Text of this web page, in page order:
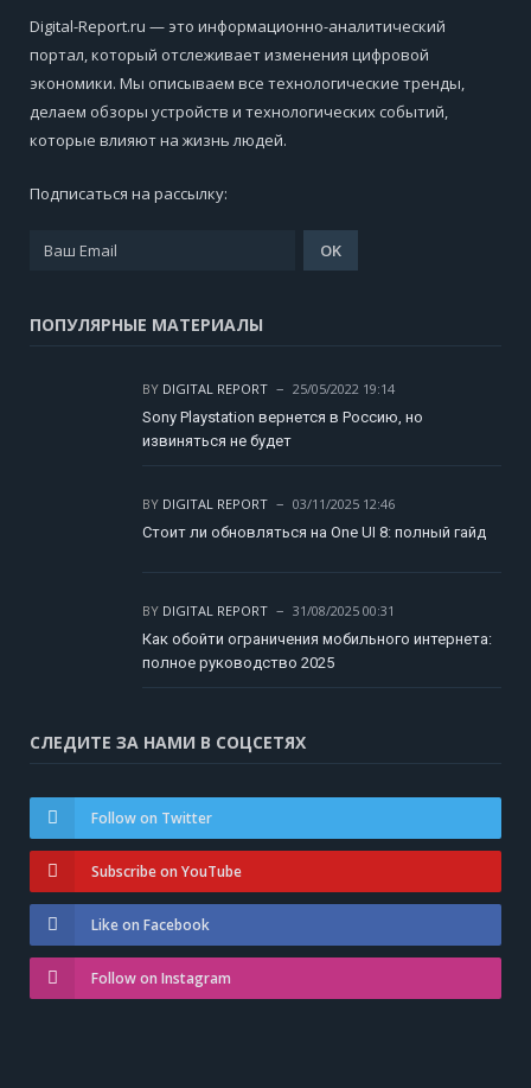
Digital-Report.ru — это информационно-аналитический
портал, который отслеживает изменения цифровой
экономики. Мы описываем все технологические тренды,
делаем обзоры устройств и технологических событий,
которые влияют на жизнь людей.
Подписаться на рассылку:
ПОПУЛЯРНЫЕ МАТЕРИАЛЫ
BY DIGITAL REPORT
25/05/2022 19:14
Sony Playstation вернется в Россию, но
извиняться не будет
BY DIGITAL REPORT
03/11/2025 12:46
Стоит ли обновляться на One UI 8: полный гайд
BY DIGITAL REPORT
31/08/2025 00:31
Как обойти ограничения мобильного интернета:
полное руководство 2025
СЛЕДИТЕ ЗА НАМИ В СОЦСЕТЯХ
Follow on Twitter
Subscribe on YouTube
Like on Facebook
Follow on Instagram